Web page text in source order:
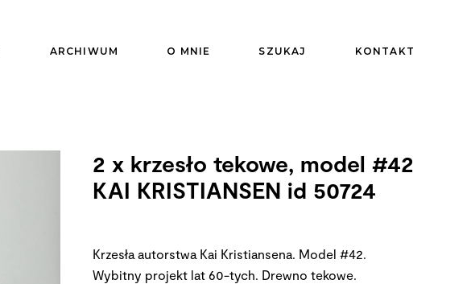
ARCHIWUM O MNIE SZUKAJ KONTAKT
2 x krzesło tekowe, model #42
KAI KRISTIANSEN id 50724
Krzesła autorstwa Kai Kristiansena. Model #42.
Wybitny projekt lat 60-tych. Drewno tekowe.